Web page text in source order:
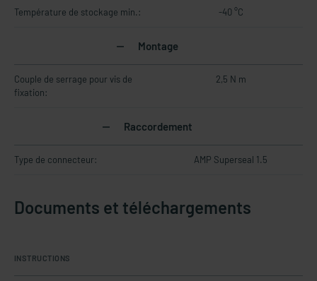
Température de stockage min.: -40 °C
Montage
Couple de serrage pour vis de
fixation:
2,5 N m
Raccordement
Type de connecteur: AMP Superseal 1.5
Documents et téléchargements
INSTRUCTIONS